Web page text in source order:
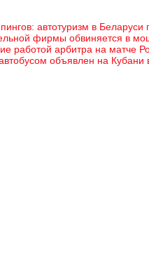
автотуризм в Беларуси
фирмы обвиняется в
работой арбитра на матче
объявлен на Кубани